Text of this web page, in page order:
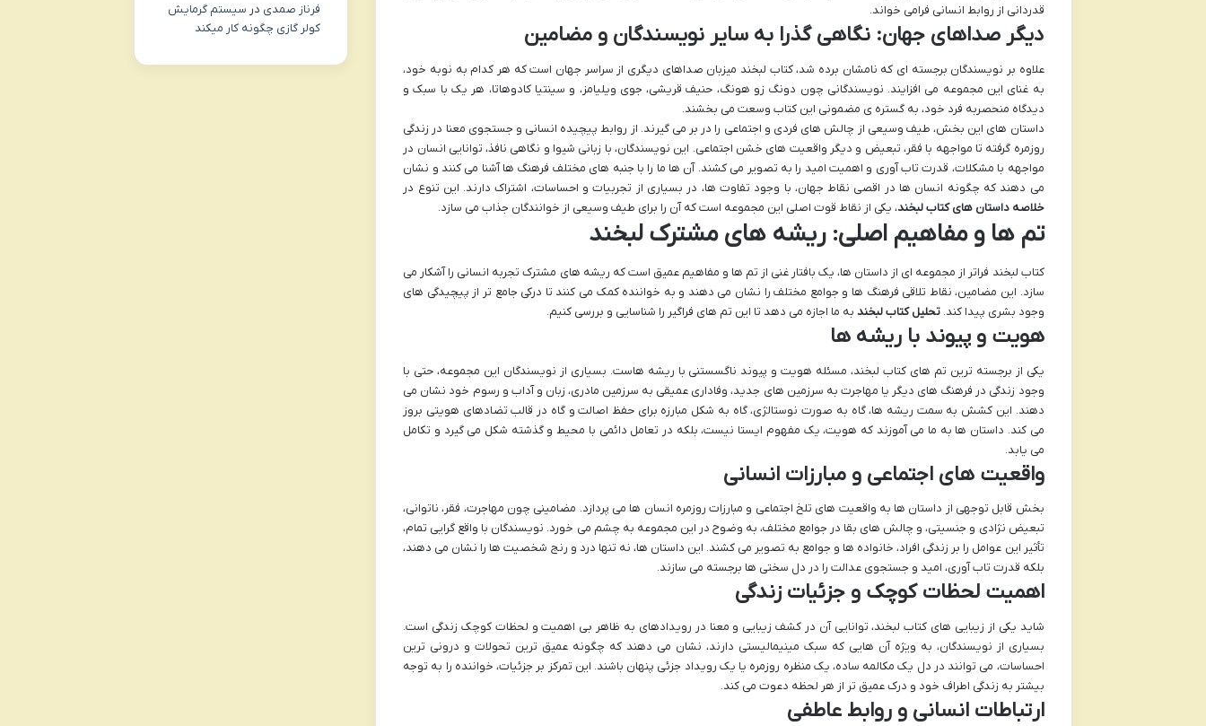
قدردانی از روابط انسانی فرامی خواند.
دیگر صداهای جهان: نگاهی گذرا به سایر نویسندگان و مضامین
علاوه بر نویسندگان برجسته ای که نامشان برده شد، کتاب لبخند میزبان صداهای دیگری از سراسر جهان است که هر کدام به نوبه خود،
به غنای این مجموعه می افزایند. نویسندگانی چون دونگ زو هونگ، حنیف قریشی، جوی ویلیامز، و سینتیا کادوهاتا، هر یک با سبک و
دیدگاه منحصربه فرد خود، به گستره ی مضمونی این کتاب وسعت می بخشند.
داستان های این بخش، طیف وسیعی از چالش های فردی و اجتماعی را در بر می گیرند. از روابط پیچیده انسانی و جستجوی معنا در زندگی
روزمره گرفته تا مواجهه با فقر، تبعیض و دیگر واقعیت های خشن اجتماعی. این نویسندگان، با زبانی شیوا و نگاهی نافذ، توانایی انسان در
مواجهه با مشکلات، قدرت تاب آوری و اهمیت امید را به تصویر می کشند. آن ها ما را با جنبه های مختلف فرهنگ ها آشنا می کنند و نشان
می دهند که چگونه انسان ها در اقصی نقاط جهان، با وجود تفاوت ها، در بسیاری از تجربیات و احساسات، اشتراک دارند. این تنوع در
خلاصه داستان های کتاب لبخند، یکی از نقاط قوت اصلی این مجموعه است که آن را برای طیف وسیعی از خوانندگان جذاب می سازد.
تم ها و مفاهیم اصلی: ریشه های مشترک لبخند
کتاب لبخند فراتر از مجموعه ای از داستان ها، یک بافتار غنی از تم ها و مفاهیم عمیق است که ریشه های مشترک تجربه انسانی را آشکار می
سازد. این مضامین، نقاط تلاقی فرهنگ ها و جوامع مختلف را نشان می دهند و به خواننده کمک می کنند تا درکی جامع تر از پیچیدگی های
وجود بشری پیدا کند.تحلیل کتاب لبخند به ما اجازه می دهد تا این تم های فراگیر را شناسایی و بررسی کنیم.
هویت و پیوند با ریشه ها
یکی از برجسته ترین تم های کتاب لبخند، مسئله هویت و پیوند ناگسستنی با ریشه هاست. بسیاری از نویسندگان این مجموعه، حتی با
وجود زندگی در فرهنگ های دیگر یا مهاجرت به سرزمین های جدید، وفاداری عمیقی به سرزمین مادری، زبان و آداب و رسوم خود نشان می
دهند. این کشش به سمت ریشه ها، گاه به صورت نوستالژی، گاه به شکل مبارزه برای حفظ اصالت و گاه در قالب تضادهای هویتی بروز
می کند. داستان ها به ما می آموزند که هویت، یک مفهوم ایستا نیست، بلکه در تعامل دائمی با محیط و گذشته شکل می گیرد و تکامل
می یابد.
واقعیت های اجتماعی و مبارزات انسانی
بخش قابل توجهی از داستان ها به واقعیت های تلخ اجتماعی و مبارزات روزمره انسان ها می پردازد. مضامینی چون مهاجرت، فقر، ناتوانی،
تبعیض نژادی و جنسیتی، و چالش های بقا در جوامع مختلف، به وضوح در این مجموعه به چشم می خورد. نویسندگان با واقع گرایی تمام،
تأثیر این عوامل را بر زندگی افراد، خانواده ها و جوامع به تصویر می کشند. این داستان ها، نه تنها درد و رنج شخصیت ها را نشان می دهند،
بلکه قدرت تاب آوری، امید و جستجوی عدالت را در دل سختی ها برجسته می سازند.
اهمیت لحظات کوچک و جزئیات زندگی
شاید یکی از زیبایی های کتاب لبخند، توانایی آن در کشف زیبایی و معنا در رویدادهای به ظاهر بی اهمیت و لحظات کوچک زندگی است.
بسیاری از نویسندگان، به ویژه آن هایی که سبک مینیمالیستی دارند، نشان می دهند که چگونه عمیق ترین تحولات و درونی ترین
احساسات، می توانند در دل یک مکالمه ساده، یک منظره روزمره یا یک رویداد جزئی پنهان باشند. این تمرکز بر جزئیات، خواننده را به توجه
بیشتر به زندگی اطراف خود و درک عمیق تر از هر لحظه دعوت می کند.
ارتباطات انسانی و روابط عاطفی
فرناز صمدی در سیستم گرمایش
کولر گازی چگونه کار میکند